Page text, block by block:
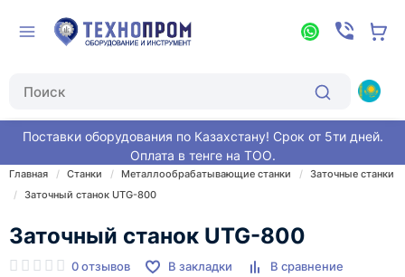
Поставки оборудования по Казахстану! Срок от 5ти дней.
Оплата в тенге на ТОО.
Главная Станки Металлообрабатывающие станки
Заточные станки
Заточный станок UTG-800
Заточный станок UTG-800
0 отзывов В закладки
В сравнение